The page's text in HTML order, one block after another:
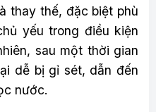
thay thế, đặc biệt phù
yếu trong điều kiện
sau một thời gian
dễ bị gỉ sét, dẫn đến
nước.